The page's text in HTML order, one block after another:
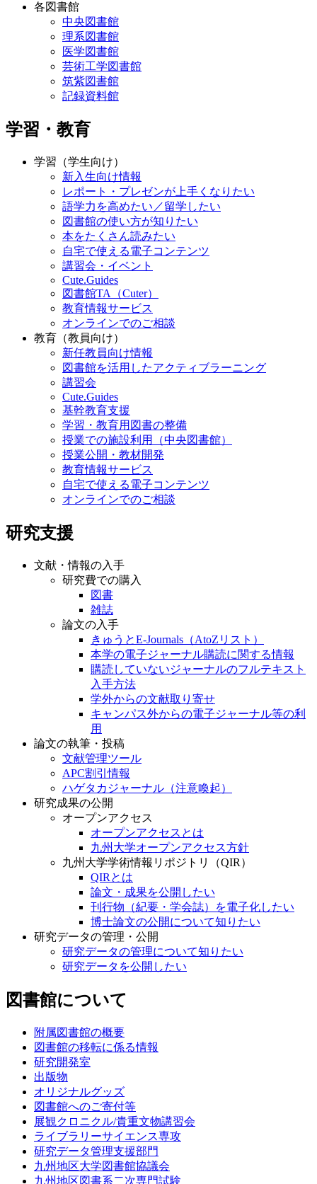
各図書館
中央図書館
理系図書館
医学図書館
芸術工学図書館
筑紫図書館
記録資料館
学習・教育
学習（学生向け）
新入生向け情報
レポート・プレゼンが上手くなりたい
語学力を高めたい／留学したい
図書館の使い方が知りたい
本をたくさん読みたい
自宅で使える電子コンテンツ
講習会・イベント
Cute.Guides
図書館TA（Cuter）
教育情報サービス
オンラインでのご相談
教育（教員向け）
新任教員向け情報
図書館を活用したアクティブラーニング
講習会
Cute.Guides
基幹教育支援
学習・教育用図書の整備
授業での施設利用（中央図書館）
授業公開・教材開発
教育情報サービス
自宅で使える電子コンテンツ
オンラインでのご相談
研究支援
文献・情報の入手
研究費での購入
図書
雑誌
論文の入手
きゅうとE-Journals（AtoZリスト）
本学の電子ジャーナル購読に関する情報
購読していないジャーナルのフルテキスト
入手方法
学外からの文献取り寄せ
キャンパス外からの電子ジャーナル等の利
用
論文の執筆・投稿
文献管理ツール
APC割引情報
ハゲタカジャーナル（注意喚起）
研究成果の公開
オープンアクセス
オープンアクセスとは
九州大学オープンアクセス方針
九州大学学術情報リポジトリ（QIR）
QIRとは
論文・成果を公開したい
刊行物（紀要・学会誌）を電子化したい
博士論文の公開について知りたい
研究データの管理・公開
研究データの管理について知りたい
研究データを公開したい
図書館について
附属図書館の概要
図書館の移転に係る情報
研究開発室
出版物
オリジナルグッズ
図書館へのご寄付等
展観クロニクル/貴重文物講習会
ライブラリーサイエンス専攻
研究データ管理支援部門
九州地区大学図書館協議会
九州地区図書系二次専門試験